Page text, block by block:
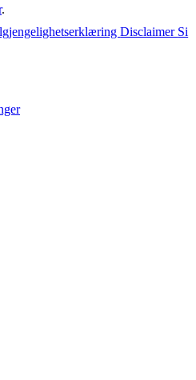
.
Disclaimer Si